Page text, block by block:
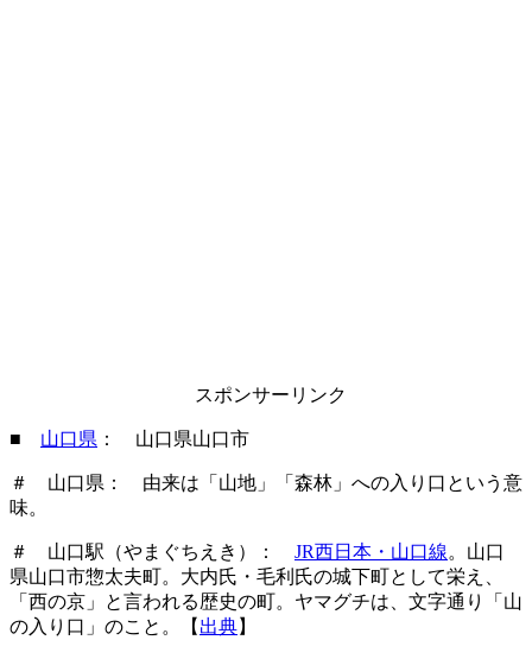
スポンサーリンク
■ 山口県 ： 山口県山口市
＃ 山口県： 由来は「山地」「森林」への入り口という意
味。
＃ 山口駅（やまぐちえき）： JR西日本・山口線。山口
県山口市惣太夫町。大内氏・毛利氏の城下町として栄え、
「西の京」と言われる歴史の町。ヤマグチは、文字通り「山
の入り口」のこと。【 出典】